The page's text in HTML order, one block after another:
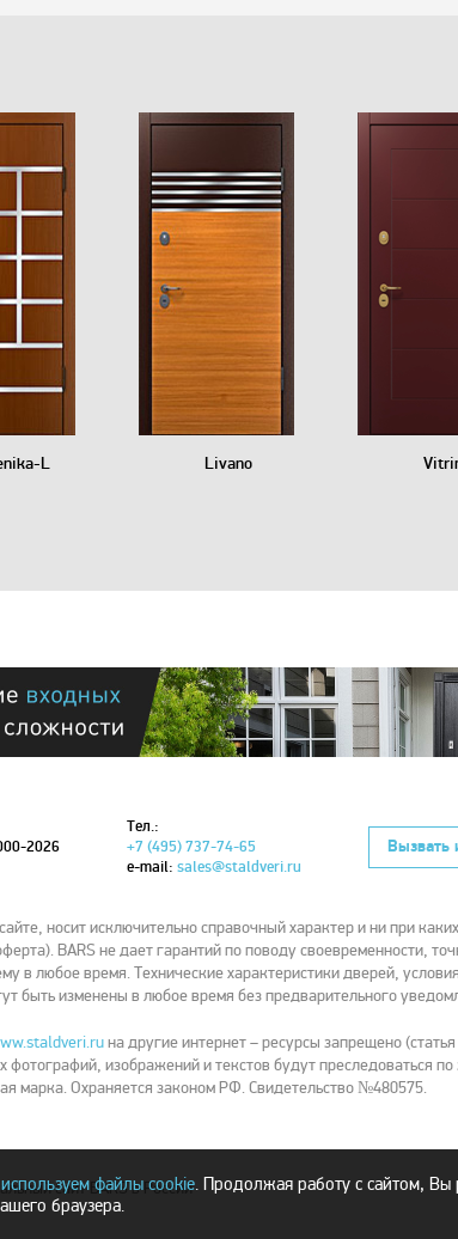
L Livano
2026
Тел.:
+7 (495) 737-74-65
e-mail: sales@staldveri.ru
Вызвать
носит исключительно справочный характер и ни при
BARS не дает гарантий по поводу своевременности,
в любое время. Технические характеристики дверей,
быть изменены в любое время без предварительного
на другие интернет – ресурсы запрещено
изображений и текстов будут преследоваться по
марка. Охраняется законом РФ. Свидетельство №480575.
сайт BARS в России
файлы cookie. Продолжая работу с сайтом, Вы
браузера.